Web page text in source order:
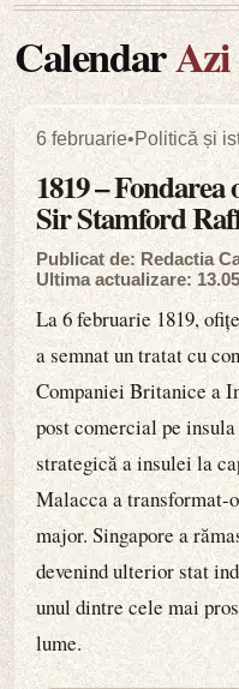
CalendarAzi
6 februarie•Politică și
1819 –
Sir Stamford
Publicat de: Redactia
Ultima actualizare:
La 6 februarie 1819,
a semnat un tratat cu
Companiei Britanice a
post comercial pe
strategică a insulei la
Malacca a transformat-
major. Singapore a
devenind ulterior stat
unul dintre cele mai
lume.